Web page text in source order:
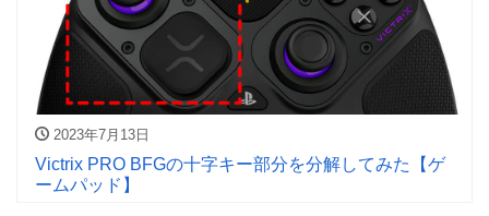
2023年7月13日
Victrix PRO BFGの十字キー部分を分解してみた【ゲ
ームパッド】